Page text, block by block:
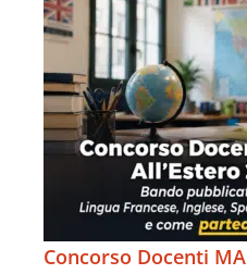
Concorso Docenti